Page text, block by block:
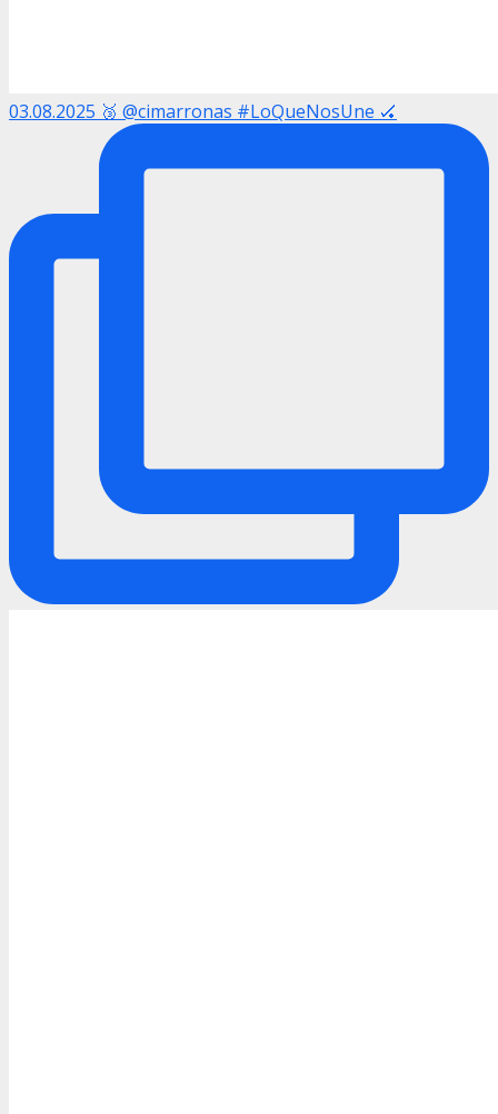
03.08.2025 🥉 @cimarronas #LoQueNosUne 🏑